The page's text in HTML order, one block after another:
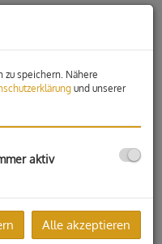
ca. ca. 236m²
zu speichern. Nähere
und unserer
aktiv
Alle akzeptieren